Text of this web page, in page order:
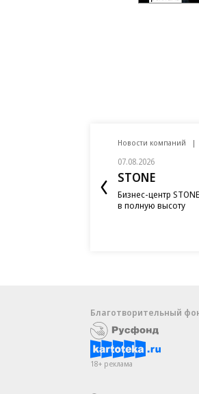
Новости компаний
07.08.2026
STONE
Бизнес-центр
в полную высоту
Благотворительный
18+ реклама